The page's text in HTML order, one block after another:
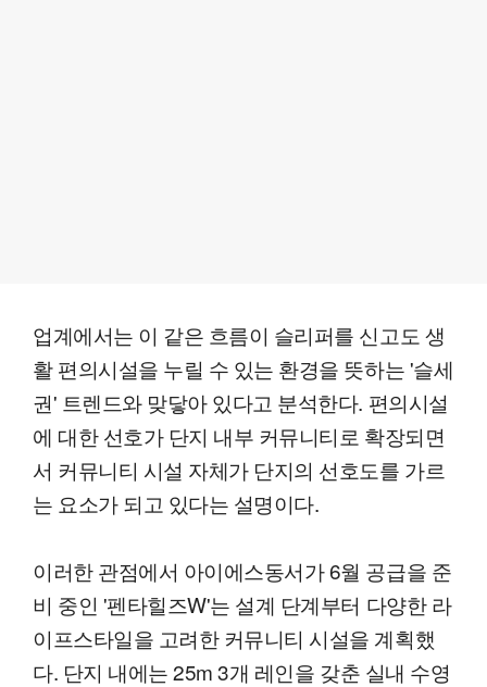
업계에서는 이 같은 흐름이 슬리퍼를 신고도 생
활 편의시설을 누릴 수 있는 환경을 뜻하는 '슬세
권' 트렌드와 맞닿아 있다고 분석한다. 편의시설
에 대한 선호가 단지 내부 커뮤니티로 확장되면
서 커뮤니티 시설 자체가 단지의 선호도를 가르
는 요소가 되고 있다는 설명이다.
이러한 관점에서 아이에스동서가 6월 공급을 준
비 중인 '펜타힐즈W'는 설계 단계부터 다양한 라
이프스타일을 고려한 커뮤니티 시설을 계획했
다. 단지 내에는 25m 3개 레인을 갖춘 실내 수영